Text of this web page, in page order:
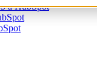
a HubSpot